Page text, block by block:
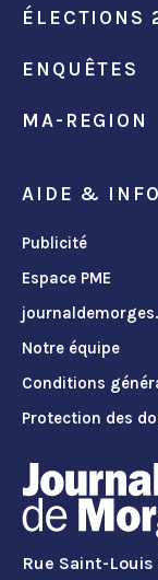
ÉLECTIONS
ENQUÊTES
MA-REGION
AIDE &
Publicité
Espace PME
Notre équipe
Conditions
Protection des
Rue Saint-Louis